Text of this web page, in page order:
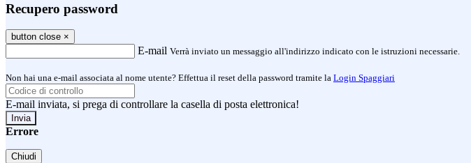
Recupero password
button close ×
E-mail Verrà inviato un messaggio all'indirizzo indicato con le istruzioni necessarie.
Non hai una e-mail associata al nome utente? Effettua il reset della password tramite la Login Spaggiari
E-mail inviata, si prega di controllare la casella di posta elettronica!
Errore
Chiudi